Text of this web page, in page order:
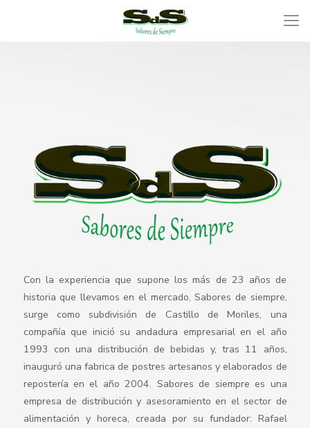
Con la experiencia que supone los más de 23 años de
historia que llevamos en el mercado, Sabores de siempre,
surge como subdivisión de Castillo de Moriles, una
compañía que inició su andadura empresarial en el año
1993 con una distribución de bebidas y, tras 11 años,
inauguró una fabrica de postres artesanos y elaborados de
repostería en el año 2004. Sabores de siempre es una
empresa de distribución y asesoramiento en el sector de
alimentación y horeca, creada por su fundador: Rafael